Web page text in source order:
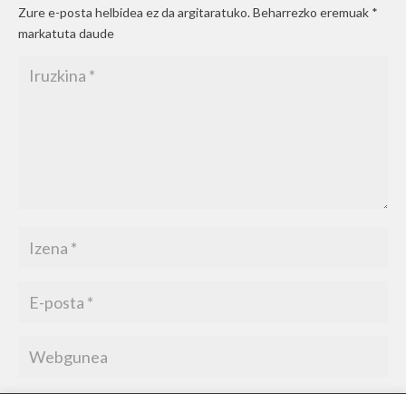
Zure e-posta helbidea ez da argitaratuko.Beharrezko eremuak *
markatuta daude